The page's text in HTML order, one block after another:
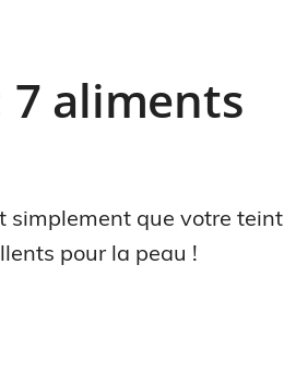
7 aliments
simplement que votre teint
pour la peau !